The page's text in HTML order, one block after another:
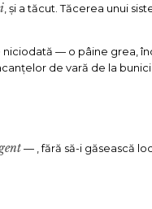
, și a tăcut. Tăcerea unui
— o pâine grea,
de vară de la
— , fără să-i găsească